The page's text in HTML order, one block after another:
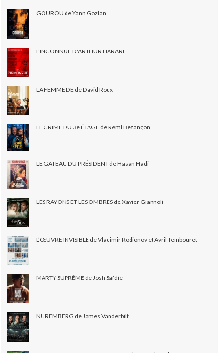
GOUROU de Yann Gozlan
L'INCONNUE D'ARTHUR HARARI
LA FEMME DE de David Roux
LE CRIME DU 3e ÉTAGE de Rémi Bezançon
LE GÂTEAU DU PRÉSIDENT de Hasan Hadi
LES RAYONS ET LES OMBRES de Xavier Giannoli
L’ŒUVRE INVISIBLE de Vladimir Rodionov et Avril Tembouret
MARTY SUPRÊME de Josh Safdie
NUREMBERG de James Vanderbilt